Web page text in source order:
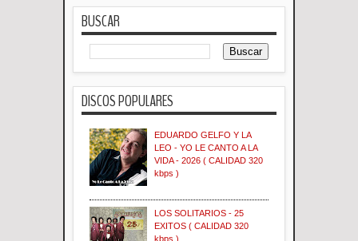
BUSCAR
DISCOS POPULARES
EDUARDO GELFO Y LA
LEO - YO LE CANTO A LA
VIDA - 2026 ( CALIDAD 320
kbps )
LOS SOLITARIOS - 25
EXITOS ( CALIDAD 320
kbps )